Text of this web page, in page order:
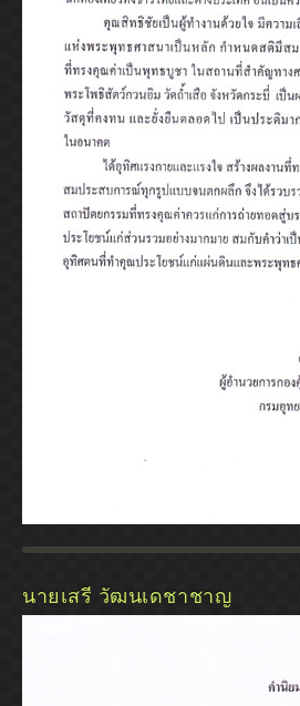
นายเสรี วัฒนเดชาชาญ